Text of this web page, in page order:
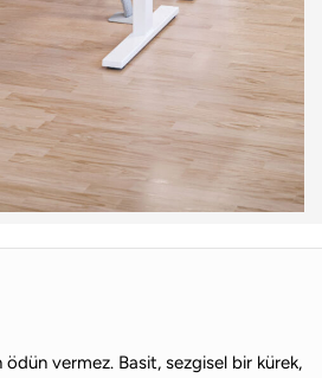
vermez. Basit, sezgisel bir kürek,